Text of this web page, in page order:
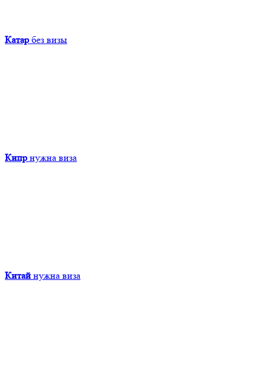
Катар без визы
Кипр нужна виза
Китай нужна виза